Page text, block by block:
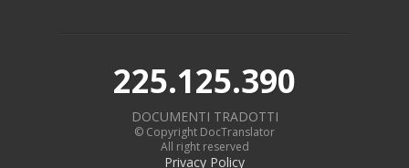
225.125.390
DOCUMENTI TRADOTTI
© Copyright DocTranslator
All right reserved
Privacy Policy